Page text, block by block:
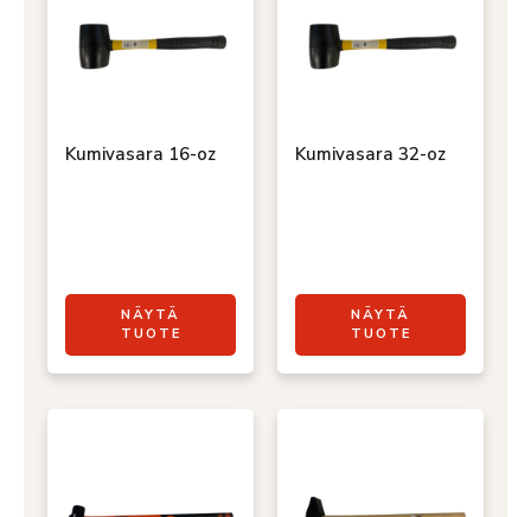
Kumivasara 16-oz
NÄYTÄ
TUOTE
Kumivasara 32-oz
NÄYTÄ
TUOTE